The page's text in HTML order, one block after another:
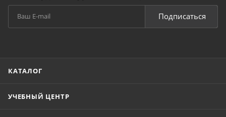
Подписаться
КАТАЛОГ
УЧЕБНЫЙ ЦЕНТР